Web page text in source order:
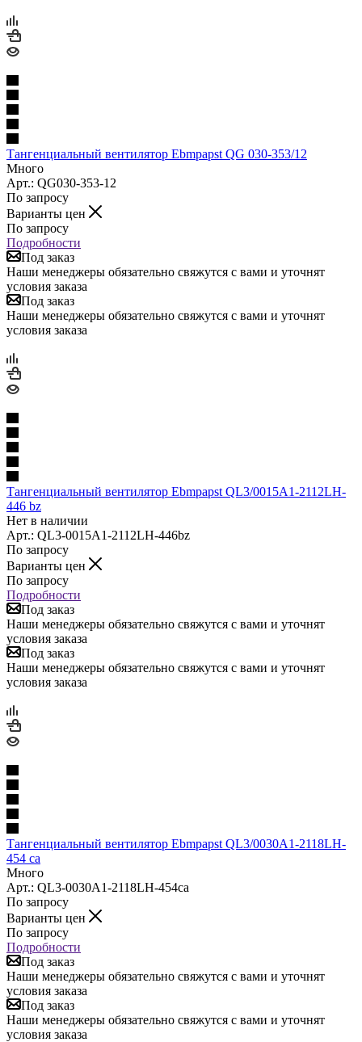
Тангенциальный вентилятор Ebmpapst QG 030-353/12
Много
Арт.: QG030-353-12
По запросу
Варианты цен
По запросу
Подробности
Под заказ
Наши менеджеры обязательно свяжутся с вами и уточнят
условия заказа
Под заказ
Наши менеджеры обязательно свяжутся с вами и уточнят
условия заказа
Тангенциальный вентилятор Ebmpapst QL3/0015A1-2112LH-
446 bz
Нет в наличии
Арт.: QL3-0015A1-2112LH-446bz
По запросу
Варианты цен
По запросу
Подробности
Под заказ
Наши менеджеры обязательно свяжутся с вами и уточнят
условия заказа
Под заказ
Наши менеджеры обязательно свяжутся с вами и уточнят
условия заказа
Тангенциальный вентилятор Ebmpapst QL3/0030A1-2118LH-
454 ca
Много
Арт.: QL3-0030A1-2118LH-454ca
По запросу
Варианты цен
По запросу
Подробности
Под заказ
Наши менеджеры обязательно свяжутся с вами и уточнят
условия заказа
Под заказ
Наши менеджеры обязательно свяжутся с вами и уточнят
условия заказа